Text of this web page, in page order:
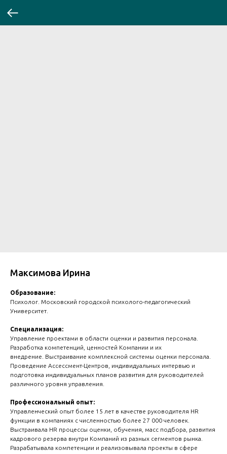
Максимова Ирина
Образование:
Психолог. Московский городской психолого-педагогический
Университет.
Специализация:
Управление проектами в области оценки и развития персонала.
Разработка компетенций, ценностей Компании и их
внедрение. Выстраивание комплексной системы оценки персонала.
Проведение Ассессмент-Центров, индивидуальных интервью и
подготовка индивидуальных планов развития для руководителей
различного уровня управления.
Профессиональный опыт:
Управленческий опыт более 15 лет в качестве руководителя HR
функции в компаниях с численностью более 27 000 человек.
Выстраивала HR процессы оценки, обучения, масс подбора, развития
кадрового резерва внутри Компаний из разных сегментов рынка.
Разрабатывала компетенции и реализовывала проекты в сфере